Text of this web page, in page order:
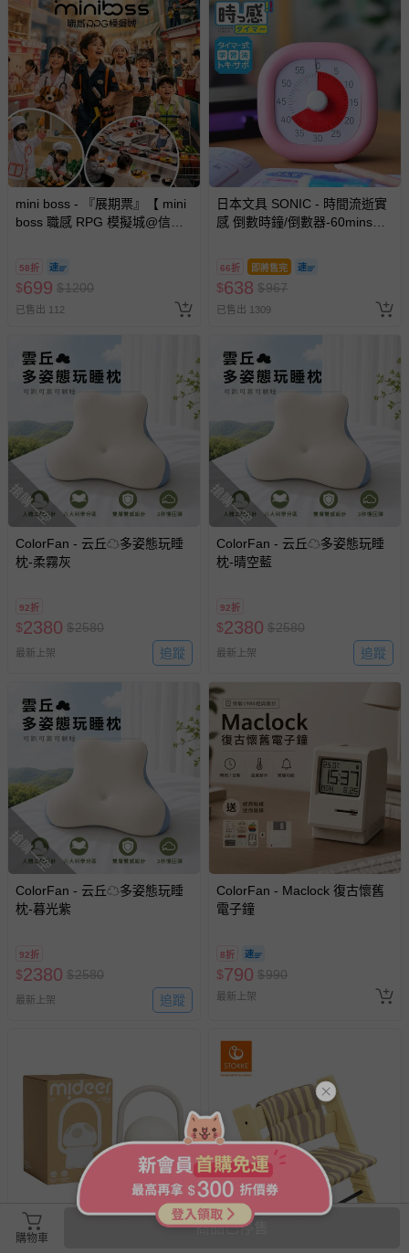
mini boss - 『展期票』【 mini
boss 職感 RPG 模擬城@信義
券，於展期現場憑訂單編號兌
換，依現場梯次安排入場，逾
期作廢) (兒童票(2歲以上)贈一
名陪伴成人)
58折
$699 $1200
已售出 112
日本文具 SONIC - 時間流逝實
感 倒數時鐘/倒數器-60mins版-
66折 即將售完
$638 $967
已售出 1309
搶購一空
ColorFan - 云丘☁多姿態玩睡
枕-柔霧灰
92折
$2380 $2580
最新上架 追蹤
搶購一空
ColorFan - 云丘☁多姿態玩睡
枕-晴空藍
92折
$2380 $2580
最新上架 追蹤
搶購一空
ColorFan - 云丘☁多姿態玩睡
枕-暮光紫
92折
$2380 $2580
最新上架 追蹤
ColorFan - Maclock 復古懷舊
電子鐘
8折
$790 $990
最新上架
mideer - 充電式拍拍蘑菇燈
購物車
商品已停售